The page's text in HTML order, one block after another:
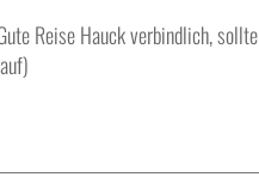
Reise Hauck verbindlich,